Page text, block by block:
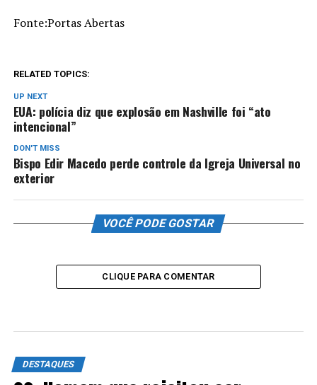
Fonte:Portas Abertas
RELATED TOPICS:
UP NEXT
EUA: polícia diz que explosão em Nashville foi “ato
intencional”
DON'T MISS
Bispo Edir Macedo perde controle da Igreja Universal no
exterior
VOCÊ PODE GOSTAR
CLIQUE PARA COMENTAR
DESTAQUES